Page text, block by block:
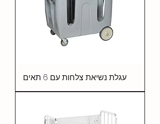
עגלת נשיאת צלחות עם 6 תאים